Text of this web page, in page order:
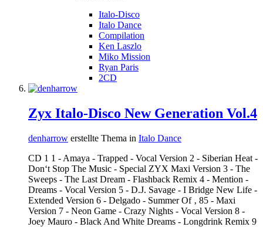
Italo-Disco
Italo Dance
Compilation
Ken Laszlo
Miko Mission
Ryan Paris
2CD
Zyx Italo-Disco New Generation Vol.4
denharrow erstellte Thema in Italo Dance
CD 1 1 - Amaya - Trapped - Vocal Version 2 - Siberian Heat -
Don‘t Stop The Music - Special ZYX Maxi Version 3 - The
Sweeps - The Last Dream - Flashback Remix 4 - Mention -
Dreams - Vocal Version 5 - D.J. Savage - I Bridge New Life -
Extended Version 6 - Delgado - Summer Of ‚ 85 - Maxi
Version 7 - Neon Game - Crazy Nights - Vocal Version 8 -
Joey Mauro - Black And White Dreams - Longdrink Remix 9